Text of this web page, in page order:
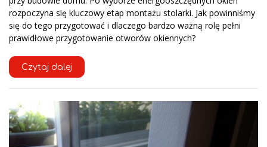
rozpoczyna się kluczowy etap montażu stolarki. Jak powinniśmy
się do tego przygotować i dlaczego bardzo ważną rolę pełni
prawidłowe przygotowanie otworów okiennych?
Czytaj dalej